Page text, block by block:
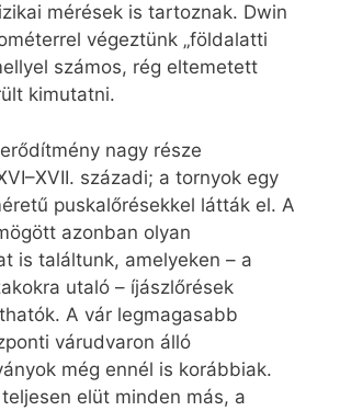
mérések is tartoznak. Dwin
végeztünk „földalatti
számos, rég eltemetett
kimutatni.
nagy része
századi; a tornyok egy
puskalőrésekkel látták el. A
azonban olyan
is találtunk, amelyeken – a
utaló – íjász­lőrések
A vár legmagasabb
várudvaron álló
még ennél is korábbiak.
elüt minden más, a